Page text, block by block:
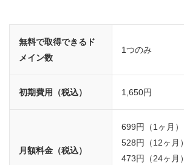
無料で取得できるド
メイン数
1つのみ
初期費用（税込） 1,650円
月額料金（税込）
699円（1ヶ月）
528円（12ヶ月）
473円（24ヶ月）